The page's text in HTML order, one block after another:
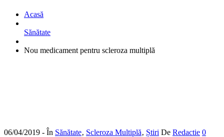
Acasă
Sănătate
Nou medicament pentru scleroza multiplă
06/04/2019 - În Sănătate‚ Scleroza Multiplă‚ Știri De Redactie 0